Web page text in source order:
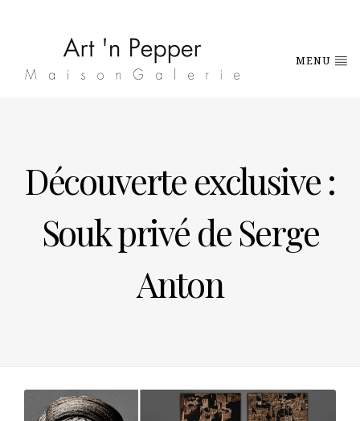
MENU
Découverte exclusive :
Souk privé de Serge
Anton